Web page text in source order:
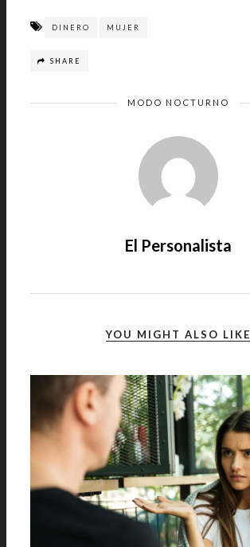
DINERO MUJER
SHARE
MODO NOCTURNO
El Personalista
YOU MIGHT ALSO LIKE